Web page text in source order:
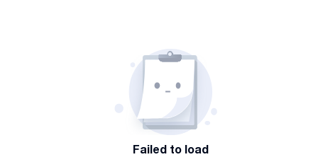
Failed to load